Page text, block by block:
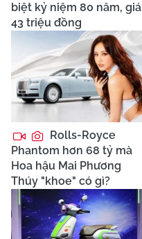
biệt kỷ niệm 80 năm, giá
43 triệu đồng
Rolls-Royce
Phantom hơn 68 tỷ mà
Hoa hậu Mai Phương
Thúy "khoe" có gì?